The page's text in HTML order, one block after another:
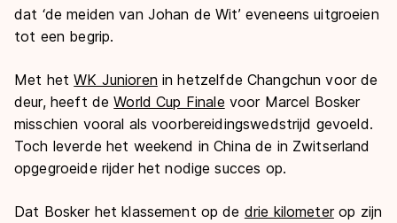
dat ‘de meiden van Johan de Wit’ eveneens uitgroeien
tot een begrip.
Met hetWK Junioren in hetzelfde Changchun voor de
deur, heeft deWorld Cup Finale voor Marcel Bosker
misschien vooral als voorbereidingswedstrijd gevoeld.
Toch leverde het weekend in China de in Zwitserland
opgegroeide rijder het nodige succes op.
Dat Bosker het klassement op de drie kilometerop zijn